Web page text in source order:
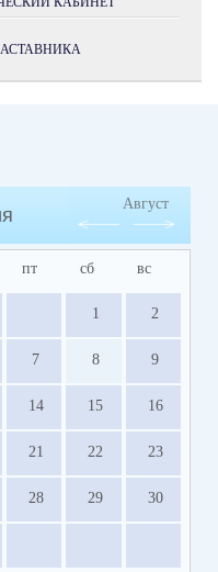
Август
пт сб вс
1 2
7 8 9
14 15 16
21 22 23
28 29 30